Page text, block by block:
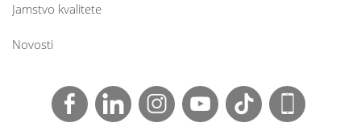
Jamstvo kvalitete
Novosti